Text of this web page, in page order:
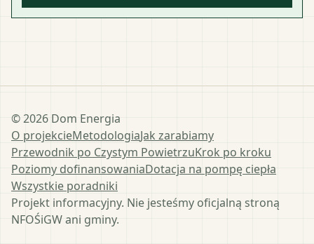
©2026 Dom Energia
O projekcieMetodologiaJak zarabiamy
Przewodnik po Czystym PowietrzuKrok po kroku
Poziomy dofinansowaniaDotacja na pompę ciepła
Wszystkie poradniki
Projekt informacyjny. Nie jesteśmy oficjalną stroną
NFOŚiGW ani gminy.